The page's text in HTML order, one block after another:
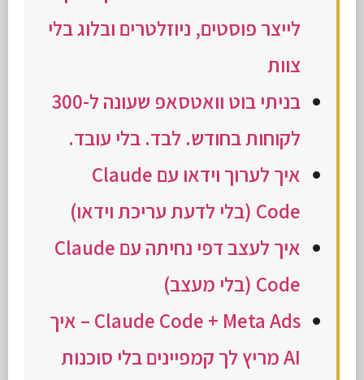
לייצר פוסטים, ניוזלטרים ובלוג בלי
צוות
בניתי בוט וואטסאפ שעונה ל-300
לקוחות בחודש. לבד. בלי עובד.
איך לערוך וידאו עם Claude
Code (בלי לדעת עריכת וידאו)
איך לעצב דפי נחיתה עם Claude
Code (בלי מעצב)
Claude Code + Meta Ads – איך
AI מריץ לך קמפיינים בלי סוכנות